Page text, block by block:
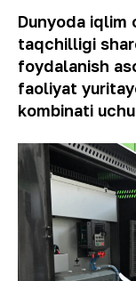
Dunyoda iqlim
taqchilligi
foydalanish
faoliyat
kombinati